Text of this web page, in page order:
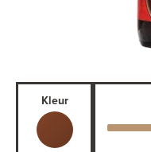
Kleur